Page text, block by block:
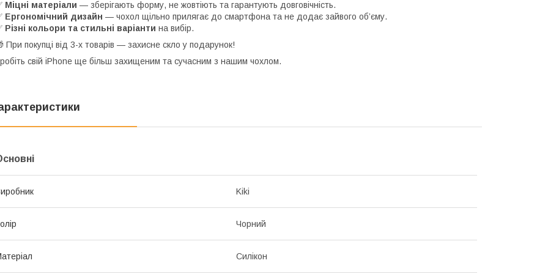
Міцні матеріали — зберігають форму, не жовтіють та гарантують довговічність.
Ергономічний дизайн — чохол щільно прилягає до смартфона та не додає зайвого об’єму.
Різні кольори та стильні варіанти на вибір.
При покупці від 3-х товарів — захисне скло у подарунок!
свій iPhone ще більш захищеним та сучасним з нашим чохлом.
Kiki
Чорний
Силікон